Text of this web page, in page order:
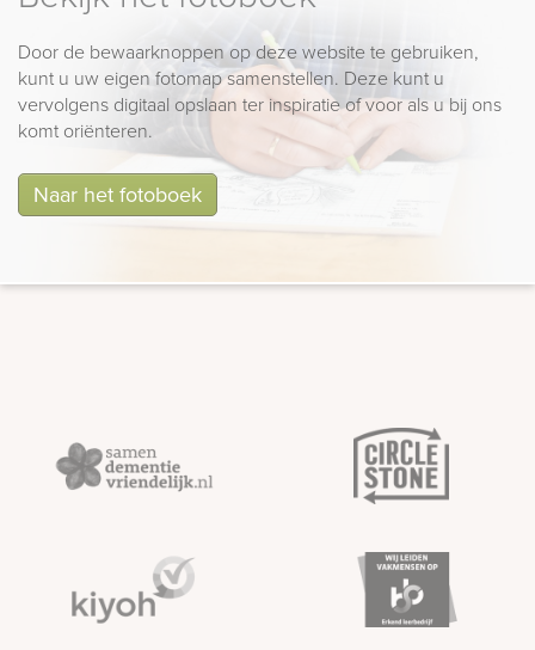
Door de bewaarknoppen op deze website te gebruiken,
kunt u uw eigen fotomap samenstellen. Deze kunt u
vervolgens digitaal opslaan ter inspiratie of voor als u bij ons
komt oriënteren.
Naar het fotoboek